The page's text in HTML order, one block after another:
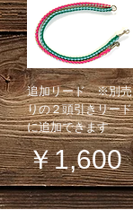
追加リード ※別売
りの２頭引きリード
に追加できます
価格
￥1,600